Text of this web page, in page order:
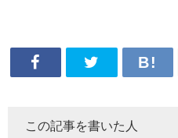
この記事を書いた人